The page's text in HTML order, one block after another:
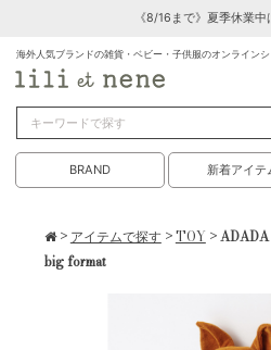
《8/16まで》夏季休業
海外人気ブランドの雑貨・ベビー・子供服のオンラインシ
BRAND 新着アイテ
> アイテムで探す>TOY >
big format